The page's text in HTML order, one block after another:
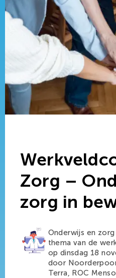
Zorg –
zorg in
Onderwijs en
thema van de
op dinsdag 18
door
Terra, ROC